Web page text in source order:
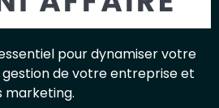
pour dynamiser votre
gestion de votre entreprise et
marketing.